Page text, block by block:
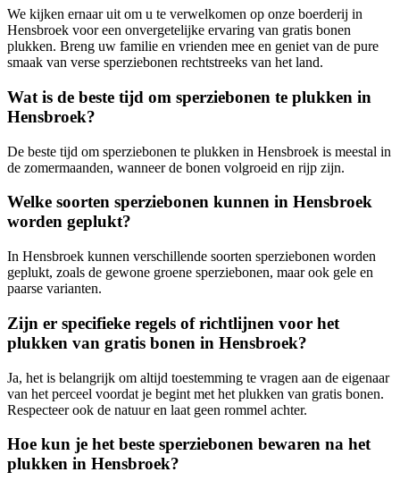
We kijken ernaar uit om u te verwelkomen op onze boerderij in
Hensbroek voor een onvergetelijke ervaring van gratis bonen
plukken. Breng uw familie en vrienden mee en geniet van de pure
smaak van verse sperziebonen rechtstreeks van het land.
Wat is de beste tijd om sperziebonen te plukken in
Hensbroek?
De beste tijd om sperziebonen te plukken in Hensbroek is meestal in
de zomermaanden, wanneer de bonen volgroeid en rijp zijn.
Welke soorten sperziebonen kunnen in Hensbroek
worden geplukt?
In Hensbroek kunnen verschillende soorten sperziebonen worden
geplukt, zoals de gewone groene sperziebonen, maar ook gele en
paarse varianten.
Zijn er specifieke regels of richtlijnen voor het
plukken van gratis bonen in Hensbroek?
Ja, het is belangrijk om altijd toestemming te vragen aan de eigenaar
van het perceel voordat je begint met het plukken van gratis bonen.
Respecteer ook de natuur en laat geen rommel achter.
Hoe kun je het beste sperziebonen bewaren na het
plukken in Hensbroek?